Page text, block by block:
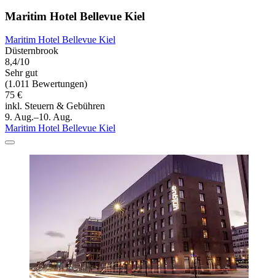
Maritim Hotel Bellevue Kiel
Maritim Hotel Bellevue Kiel
Düsternbrook
8,4/10
Sehr gut
(1.011 Bewertungen)
75 €
inkl. Steuern & Gebühren
9. Aug.–10. Aug.
Maritim Hotel Bellevue Kiel